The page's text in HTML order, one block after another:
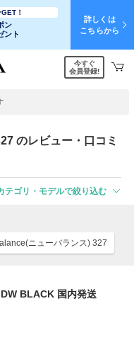
！
ン
ント
詳しくは
こちらから
今すぐ
会員登録!
のレビュー・口コミ
テゴリ・モデルで絞り込む
ニューバランス) 327
BLACK 国内発送